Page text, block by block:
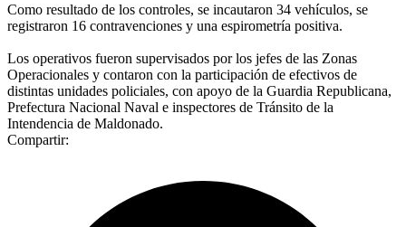
Como resultado de los controles, se incautaron 34 vehículos, se
registraron 16 contravenciones y una espirometría positiva.
Los operativos fueron supervisados por los jefes de las Zonas
Operacionales y contaron con la participación de efectivos de
distintas unidades policiales, con apoyo de la Guardia Republicana,
Prefectura Nacional Naval e inspectores de Tránsito de la
Intendencia de Maldonado.
Compartir: